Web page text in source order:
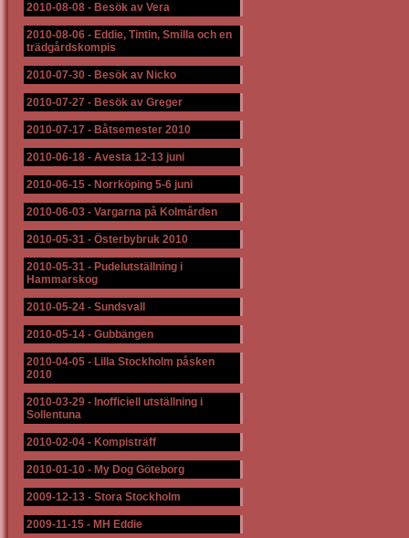
2010-08-08 - Besök av Vera
2010-08-06 - Eddie, Tintin, Smilla och en
trädgårdskompis
2010-07-30 - Besök av Nicko
2010-07-27 - Besök av Greger
2010-07-17 - Båtsemester 2010
2010-06-18 - Avesta 12-13 juni
2010-06-15 - Norrköping 5-6 juni
2010-06-03 - Vargarna på Kolmården
2010-05-31 - Österbybruk 2010
2010-05-31 - Pudelutställning i
Hammarskog
2010-05-24 - Sundsvall
2010-05-14 - Gubbängen
2010-04-05 - Lilla Stockholm påsken
2010
2010-03-29 - Inofficiell utställning i
Sollentuna
2010-02-04 - Kompisträff
2010-01-10 - My Dog Göteborg
2009-12-13 - Stora Stockholm
2009-11-15 - MH Eddie